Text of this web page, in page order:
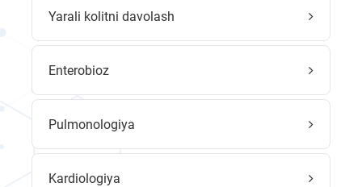
Yarali kolitni davolash
Enterobioz
Pulmonologiya
Kardiologiya